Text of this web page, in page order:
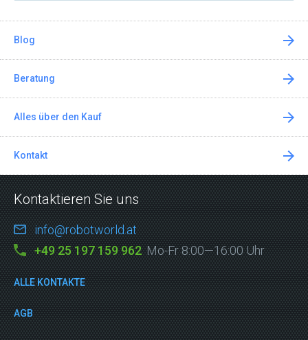
Blog
Beratung
Alles über den Kauf
Kontakt
Kontaktieren Sie uns
info@robotworld.at
+49 25 197 159 962 Mo-Fr 8:00—16:00 Uhr
ALLE KONTAKTE
AGB